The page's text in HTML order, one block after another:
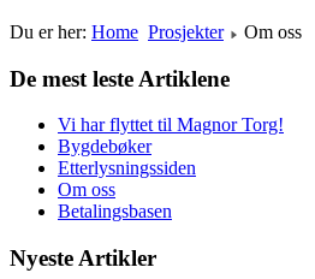
Du er her: Home Prosjekter Om oss
De mest leste Artiklene
Vi har flyttet til Magnor Torg!
Bygdebøker
Etterlysningssiden
Om oss
Betalingsbasen
Nyeste Artikler